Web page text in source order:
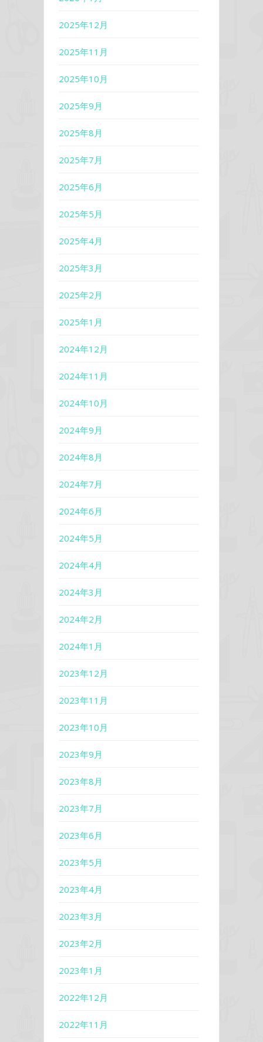
2025年12月
2025年11月
2025年10月
2025年9月
2025年8月
2025年7月
2025年6月
2025年5月
2025年4月
2025年3月
2025年2月
2025年1月
2024年12月
2024年11月
2024年10月
2024年9月
2024年8月
2024年7月
2024年6月
2024年5月
2024年4月
2024年3月
2024年2月
2024年1月
2023年12月
2023年11月
2023年10月
2023年9月
2023年8月
2023年7月
2023年6月
2023年5月
2023年4月
2023年3月
2023年2月
2023年1月
2022年12月
2022年11月